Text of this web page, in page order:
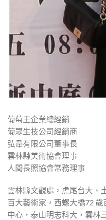
葡萄王企業總經銷
葡眾生技公司經銷商
弘韋有限公司董事長
雲林縣美術協會理事
人間長照協會常務理事
雲林縣文觀處，虎尾台大、
百大藝術家，西螺大橋72
中心，泰山明志科大，雲林